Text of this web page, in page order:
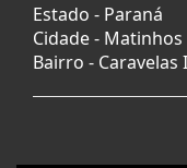
Estado - Paraná
Cidade - Matinhos
Bairro - Caravelas I